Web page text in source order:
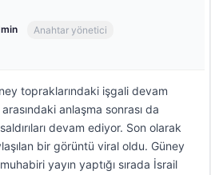
Anahtar yönetici
topraklarındaki işgali devam
anlaşma sonrası da
saldırıları devam ediyor. Son olarak
bir görüntü viral oldu. Güney
yayın yaptığı sırada İsrail